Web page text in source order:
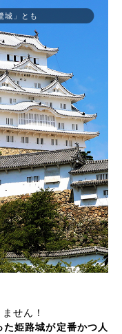
城」とも
せん！
姫路城が定番かつ人